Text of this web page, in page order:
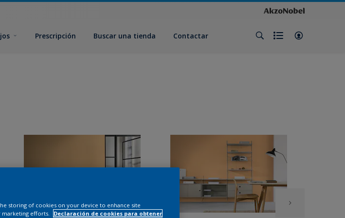
Prescripción Buscar una tienda Contactar
storing of cookies on your device to enhance site
marketing efforts.
Declaración de cookies para obtener